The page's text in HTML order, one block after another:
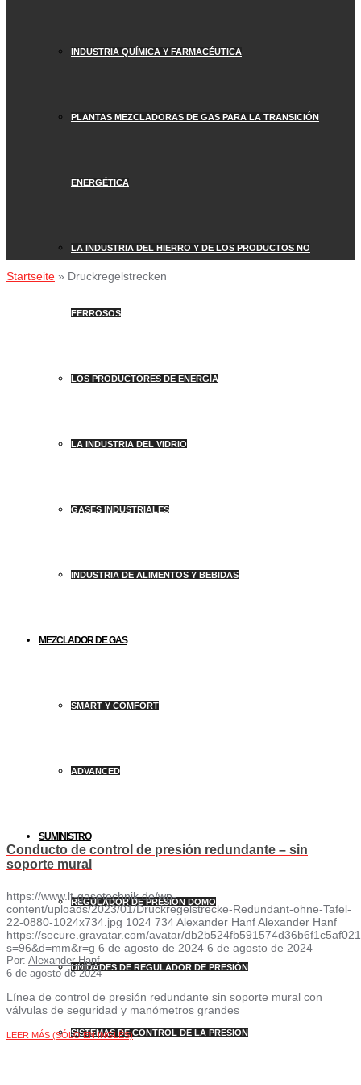
INDUSTRIA QUÍMICA Y FARMACÉUTICA
PLANTAS MEZCLADORAS DE GAS PARA LA TRANSICIÓN
ENERGÉTICA
LA INDUSTRIA DEL HIERRO Y DE LOS PRODUCTOS NO
FERROSOS
LOS PRODUCTORES DE ENERGÍA
LA INDUSTRIA DEL VIDRIO
GASES INDUSTRIALES
INDUSTRIA DE ALIMENTOS Y BEBIDAS
MEZCLADOR DE GAS
SMART Y COMFORT
ADVANCED
SUMINISTRO
REGULADOR DE PRESIÓN DOMO
UNIDADES DE REGULADOR DE PRESIÓN
SISTEMAS DE CONTROL DE LA PRESIÓN
Startseite » Druckregelstrecken
Conducto de control de presión redundante – sin
soporte mural
https://www.lt-gasetechnik.de/wp-
content/uploads/2023/01/Druckregelstrecke-Redundant-ohne-Tafel-
22-0880-1024x734.jpg 1024 734Alexander HanfAlexander Hanf
https://secure.gravatar.com/avatar/
s=96&d=mm&r=g 6 de agosto de 2024 6 de agosto de 2024
Por: Alexander Hanf
6 de agosto de 2024
Línea de control de presión redundante sin soporte mural con
válvulas de seguridad y manómetros grandes
LEER MÁS (SÓLO EN INGLÉS)